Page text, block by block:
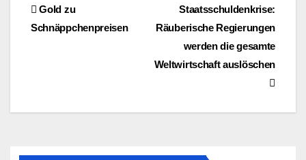
BeitragsnavigationStaatsschuldenkrise:
Räuberische Regierungen
werden die gesamte
Weltwirtschaft auslöschen
Gold zu
Schnäppchenpreisen